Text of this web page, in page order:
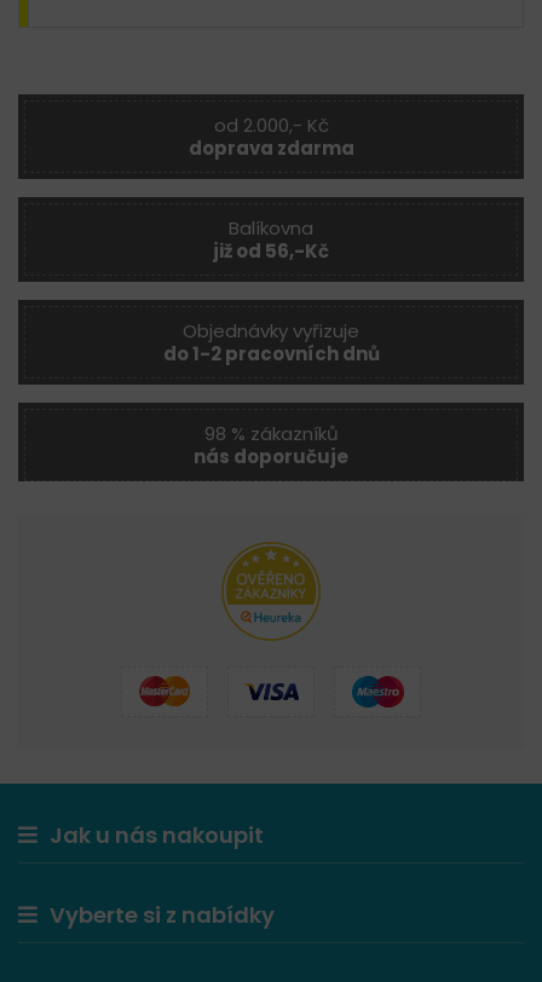
od 2.000,- Kč
doprava zdarma
Balíkovna
již od 56,-Kč
Objednávky vyřizuje
do 1-2 pracovních dnů
98 % zákazníků
nás doporučuje
Jak u nás nakoupit
Vyberte si z nabídky